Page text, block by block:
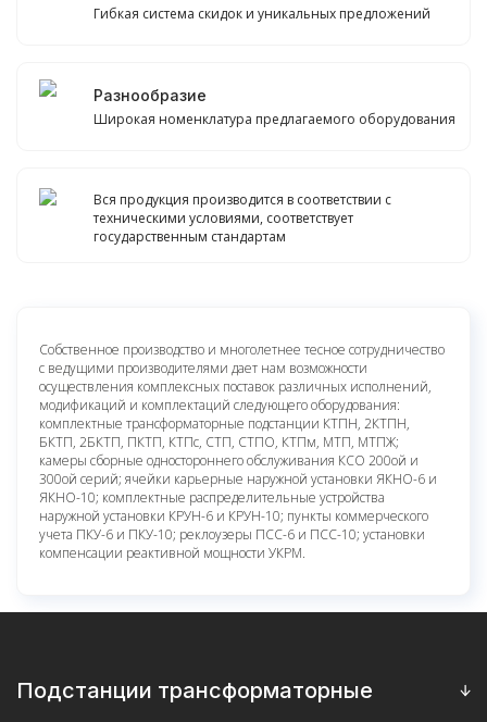
Гибкая система скидок и уникальных предложений
Разнообразие
Широкая номенклатура предлагаемого оборудования
Вся продукция производится в соответствии с
техническими условиями, соответствует
государственным стандартам
Собственное производство и многолетнее тесное сотрудничество
с ведущими производителями дает нам возможности
осуществления комплексных поставок различных исполнений,
модификаций и комплектаций следующего оборудования:
комплектные трансформаторные подстанции КТПН, 2КТПН,
БКТП, 2БКТП, ПКТП, КТПс, СТП, СТПО, КТПм, МТП, МТПЖ;
камеры сборные одностороннего обслуживания КСО 200ой и
300ой серий; ячейки карьерные наружной установки ЯКНО-6 и
ЯКНО-10; комплектные распределительные устройства
наружной установки КРУН-6 и КРУН-10; пункты коммерческого
учета ПКУ-6 и ПКУ-10; реклоузеры ПСС-6 и ПСС-10; установки
компенсации реактивной мощности УКРМ.
Подстанции трансформаторные